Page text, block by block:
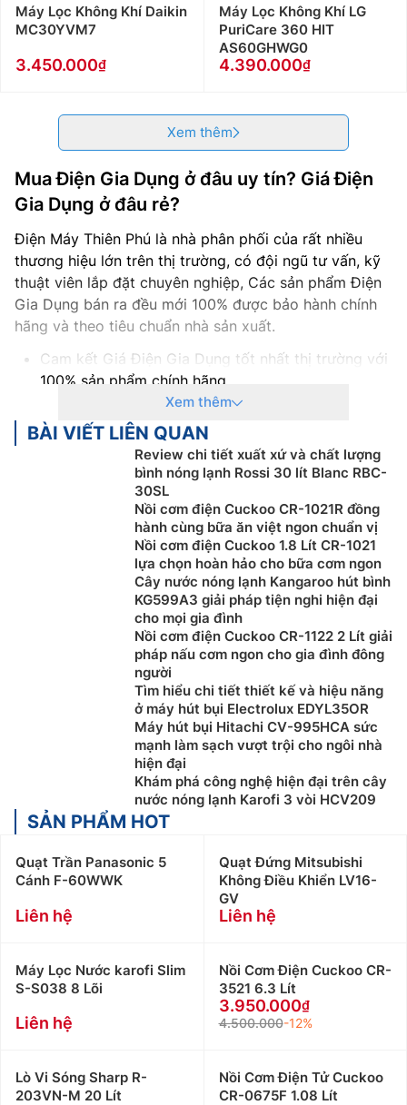
Máy Lọc Không Khí Daikin
MC30YVM7
3.450.000
Máy Lọc Không Khí LG
PuriCare 360 HIT
AS60GHWG0
4.390.000
Xem thêm
Mua Điện Gia Dụng ở đâu uy tín? Giá Điện
Gia Dụng ở đâu rẻ?
Điện Máy Thiên Phú là nhà phân phối của rất nhiều
thương hiệu lớn trên thị trường, có đội ngũ tư vấn, kỹ
thuật viên lắp đặt chuyên nghiệp, Các sản phẩm Điện
Gia Dụng bán ra đều mới 100% được bảo hành chính
hãng và theo tiêu chuẩn nhà sản xuất.
Cam kết Giá Điện Gia Dụng tốt nhất thị trường với
100% sản phẩm chính hãng
Thanh toán khi mua Điện Gia Dụng thuận tiện,
bằng tiền mặt, Sec hoặc chuyển khoản
Để được tư vấn miễn phí, hỗ trợ kỹ thuật, hướng
dẫn sử dụng quý khách hàng vui lòng liên hệ:
Khách hàng là nhà thầu, Xây dựng công trình lớn
muốn hỗ trợ về thiết kế, tư vấn về kỹ thuật cũng
như cần kỹ thuật viên thi công lắp đặt tại công
trình vui lòng Liên Hệ: 0919876633– 0983616996
Khách hàng ở Khu vực Ninh Bình xin vui lòng liên
hệ: 0912339019
Khách hàng ở Khu vực Vĩnh Phúc xin vui lòng liên
hệ: 0982067318
Khách hàng ở Khu vực Bắc Giang xin vui lòng liên
hệ: 0983666996
Xem thêm
BÀI VIẾT LIÊN QUAN
Review chi tiết xuất xứ và chất lượng
bình nóng lạnh Rossi 30 lít Blanc RBC-
30SL
Nồi cơm điện Cuckoo CR-1021R đồng
hành cùng bữa ăn việt ngon chuẩn vị
Nồi cơm điện Cuckoo 1.8 Lít CR-1021
lựa chọn hoàn hảo cho bữa cơm ngon
Cây nước nóng lạnh Kangaroo hút bình
KG599A3 giải pháp tiện nghi hiện đại
cho mọi gia đình
Nồi cơm điện Cuckoo CR-1122 2 Lít giải
pháp nấu cơm ngon cho gia đình đông
người
Tìm hiểu chi tiết thiết kế và hiệu năng
ở máy hút bụi Electrolux EDYL35OR
Máy hút bụi Hitachi CV-995HCA sức
mạnh làm sạch vượt trội cho ngôi nhà
hiện đại
Khám phá công nghệ hiện đại trên cây
nước nóng lạnh Karofi 3 vòi HCV209
SẢN PHẨM HOT
Quạt Trần Panasonic 5
Cánh F-60WWK
Liên hệ
Quạt Đứng Mitsubishi
Không Điều Khiển LV16-
GV
Liên hệ
Máy Lọc Nước karofi Slim
S-S038 8 Lõi
Liên hệ
Nồi Cơm Điện Cuckoo CR-
3521 6.3 Lít
3.950.000
4.500.000-12%
Lò Vi Sóng Sharp R-
203VN-M 20 Lít
Nồi Cơm Điện Tử Cuckoo
CR-0675F 1.08 Lít